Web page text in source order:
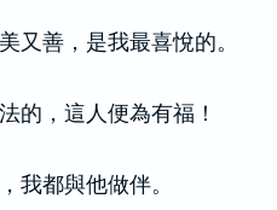
又善，是我最喜悅的。
的，這人便為有福！
我都與他做伴。